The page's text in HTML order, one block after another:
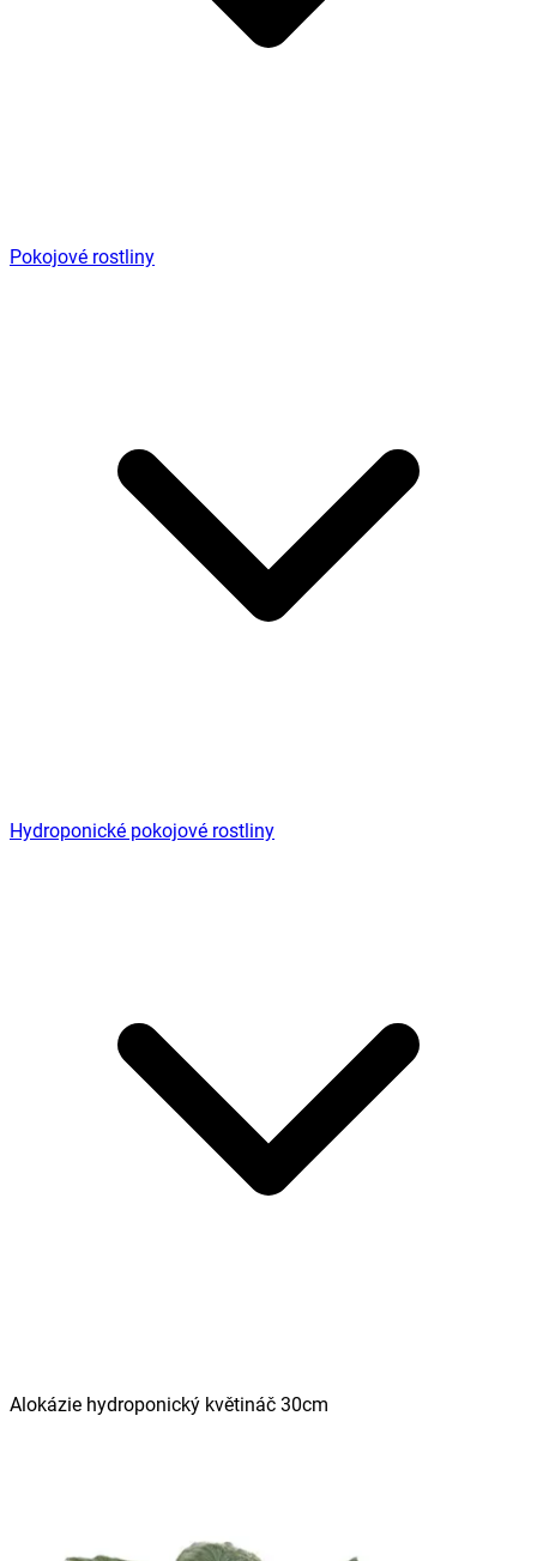
Pokojové rostliny
Hydroponické pokojové rostliny
Alokázie hydroponický květináč 30cm